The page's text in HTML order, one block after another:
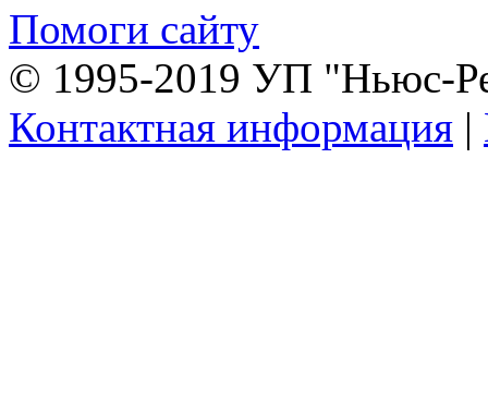
Помоги сайту
© 1995-2019 УП "Ньюс-
Контактная информация |